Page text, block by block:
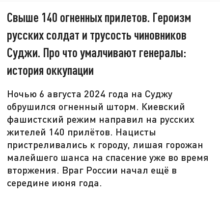
Свыше 140 огненных прилетов. Героизм
русских солдат и трусость чиновников
Суджи. Про что умалчивают генералы:
история оккупации
Ночью 6 августа 2024 года на Суджу
обрушился огненный шторм. Киевский
фашистский режим направил на русских
жителей 140 прилётов. Нацисты
пристреливались к городу, лишая горожан
малейшего шанса на спасение уже во время
вторжения. Враг России начал ещё в
середине июня года.